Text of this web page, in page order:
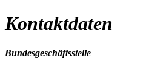
Kontaktdaten
Bundesgeschäftsstelle